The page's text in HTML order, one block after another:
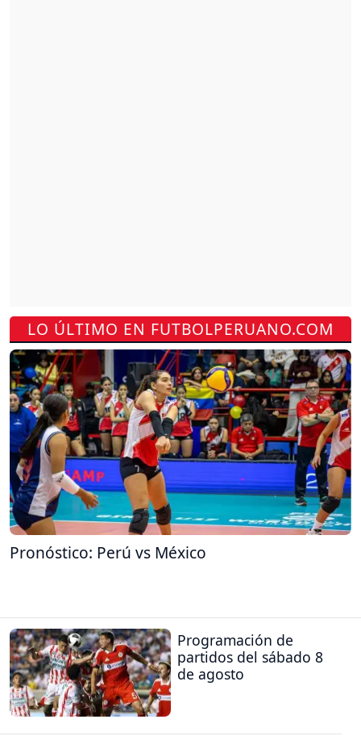
LO ÚLTIMO EN FUTBOLPERUANO.COM
Pronóstico: Perú vs México
Programación de
partidos del sábado 8
de agosto